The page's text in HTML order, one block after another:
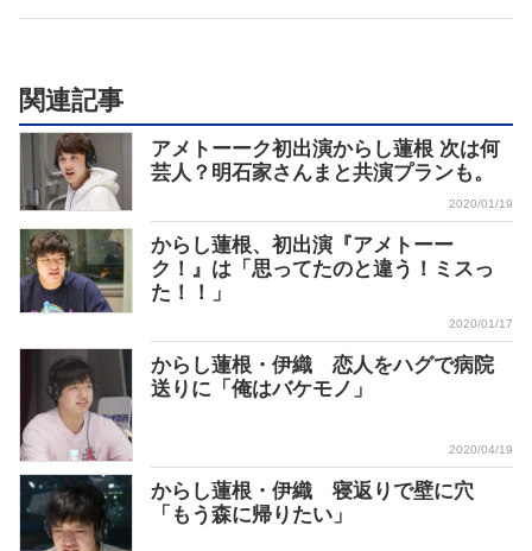
関連記事
アメトーーク初出演からし蓮根 次は何
芸人？明石家さんまと共演プランも。
2020/01/19
からし蓮根、初出演『アメトーー
ク！』は「思ってたのと違う！ミスっ
た！！」
2020/01/17
からし蓮根・伊織 恋人をハグで病院
送りに「俺はバケモノ」
2020/04/19
からし蓮根・伊織 寝返りで壁に穴
「もう森に帰りたい」